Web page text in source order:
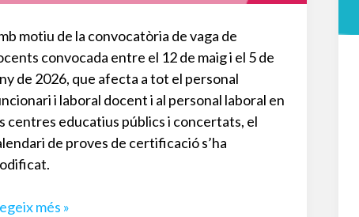
motiu de la convocatòria de vaga de
convocada entre el 12 de maig i el 5 de
de 2026, que afecta a tot el personal
i laboral docent i al personal laboral en
centres educatius públics i concertats, el
de proves de certificació s’ha
més »